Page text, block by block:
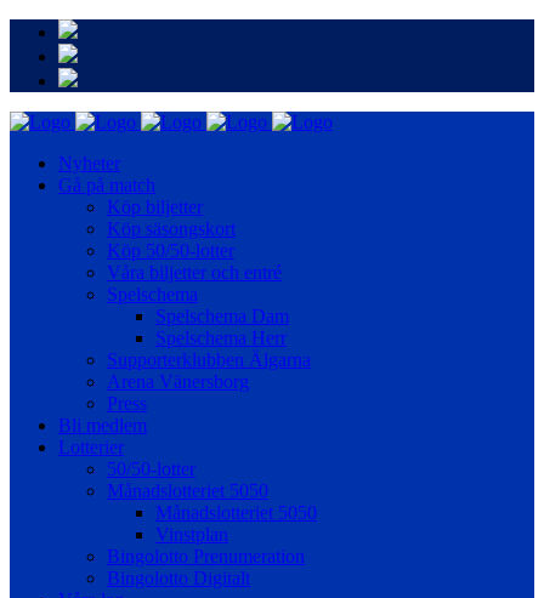
Nyheter
Gå på match
Köp biljetter
Köp säsongskort
Köp 50/50-lotter
Våra biljetter och entré
Spelschema
Spelschema Dam
Spelschema Herr
Supporterklubben Älgarna
Arena Vänersborg
Press
Bli medlem
Lotterier
50/50-lotter
Månadslotteriet 5050
Månadslotteriet 5050
Vinstplan
Bingolotto Prenumeration
Bingolotto Digitalt